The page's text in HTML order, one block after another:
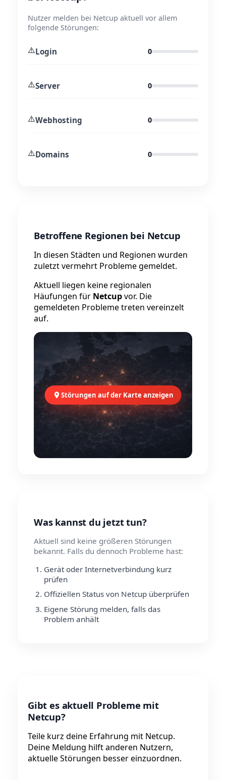
Nutzer melden bei Netcup aktuell vor allem
folgende Störungen:
⚠️Login 0
⚠️Server 0
⚠️Webhosting 0
⚠️Domains 0
Betroffene Regionen bei Netcup
In diesen Städten und Regionen wurden
zuletzt vermehrt Probleme gemeldet.
Aktuell liegen keine regionalen
Häufungen für Netcupvor. Die
gemeldeten Probleme treten vereinzelt
auf.
Störungen auf der Karte anzeigen
Was kannst du jetzt tun?
Aktuell sind keine größeren Störungen
bekannt. Falls du dennoch Probleme hast:
Gerät oder Internetverbindung kurz
prüfen
Offiziellen Status von Netcup überprüfen
Eigene Störung melden, falls das
Problem anhält
Gibt es aktuell Probleme mit
Netcup?
Teile kurz deine Erfahrung mit Netcup.
Deine Meldung hilft anderen Nutzern,
aktuelle Störungen besser einzuordnen.